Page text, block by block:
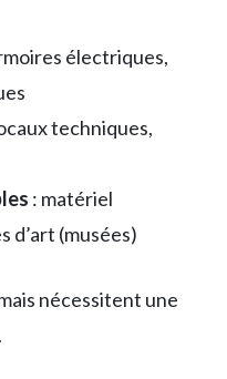
électriques,
techniques,
: matériel
(musées)
nécessitent une